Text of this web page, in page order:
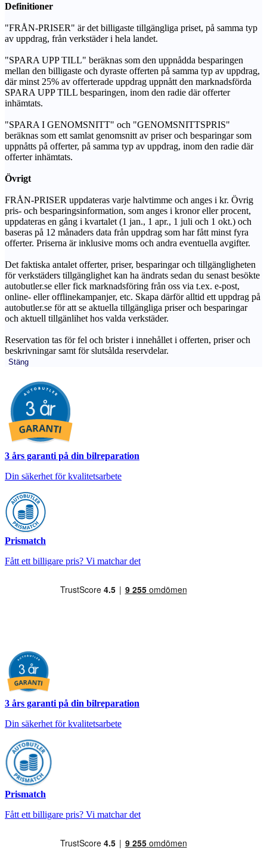
Definitioner
"FRÅN-PRISER" är det billigaste tillgängliga priset, på samma typ
av uppdrag, från verkstäder i hela landet.
"SPARA UPP TILL" beräknas som den uppnådda besparingen
mellan den billigaste och dyraste offerten på samma typ av uppdrag,
där minst 25% av offerterade uppdrag uppnått den marknadsförda
SPARA UPP TILL besparingen, inom den radie där offerter
inhämtats.
"SPARA I GENOMSNITT" och "GENOMSNITTSPRIS"
beräknas som ett samlat genomsnitt av priser och besparingar som
uppnåtts på offerter, på samma typ av uppdrag, inom den radie där
offerter inhämtats.
Övrigt
FRÅN-PRISER uppdateras varje halvtimme och anges i kr. Övrig
pris- och besparingsinformation, som anges i kronor eller procent,
uppdateras en gång i kvartalet (1 jan., 1 apr., 1 juli och 1 okt.) och
baseras på 12 månaders data från uppdrag som har fått minst fyra
offerter. Priserna är inklusive moms och andra eventuella avgifter.
Det faktiska antalet offerter, priser, besparingar och tillgängligheten
för verkstäders tillgänglighet kan ha ändrats sedan du senast besökte
autobutler.se eller fick marknadsföring från oss via t.ex. e-post,
online- eller offlinekampanjer, etc. Skapa därför alltid ett uppdrag på
autobutler.se för att se aktuella tillgängliga priser och besparingar
och aktuell tillgänlihet hos valda verkstäder.
Reservation tas för fel och brister i innehållet i offerten, priser och
beskrivningar samt för slutsålda reservdelar.
Stäng
3 års garanti på din bilreparation
Din säkerhet för kvalitetsarbete
Prismatch
Fått ett billigare pris? Vi matchar det
3 års garanti på din bilreparation
Din säkerhet för kvalitetsarbete
Prismatch
Fått ett billigare pris? Vi matchar det